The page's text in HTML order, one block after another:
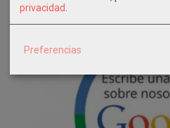
privacidad
Preferencias